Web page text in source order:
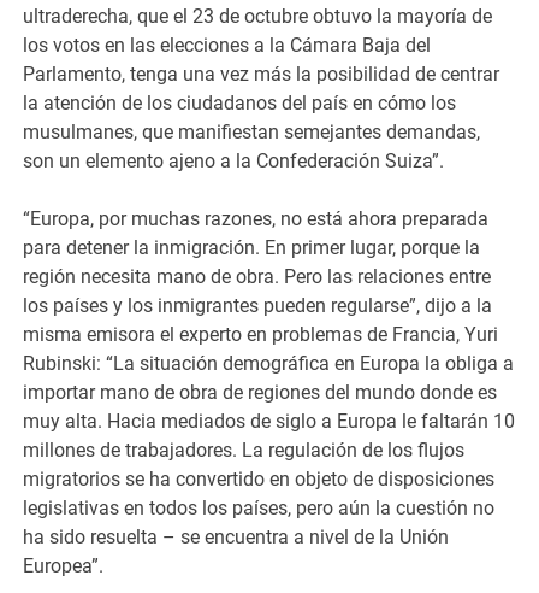
ultraderecha, que el 23 de octubre obtuvo la mayoría de
los votos en las elecciones a la Cámara Baja del
Parlamento, tenga una vez más la posibilidad de centrar
la atención de los ciudadanos del país en cómo los
musulmanes, que manifiestan semejantes demandas,
son un elemento ajeno a la Confederación Suiza”.
“Europa, por muchas razones, no está ahora preparada
para detener la inmigración. En primer lugar, porque la
región necesita mano de obra. Pero las relaciones entre
los países y los inmigrantes pueden regularse”, dijo a la
misma emisora el experto en problemas de Francia, Yuri
Rubinski: “La situación demográfica en Europa la obliga a
importar mano de obra de regiones del mundo donde es
muy alta. Hacia mediados de siglo a Europa le faltarán 10
millones de trabajadores. La regulación de los flujos
migratorios se ha convertido en objeto de disposiciones
legislativas en todos los países, pero aún la cuestión no
ha sido resuelta – se encuentra a nivel de la Unión
Europea”.